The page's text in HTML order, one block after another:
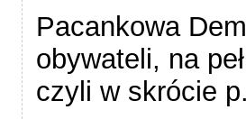
Pacankowa
obywateli, na
czyli w skrócie